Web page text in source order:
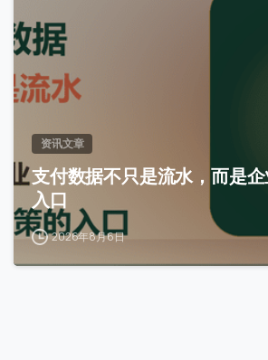
资讯文章
支付数据不只是流水，而是
入口
2026年8月6日